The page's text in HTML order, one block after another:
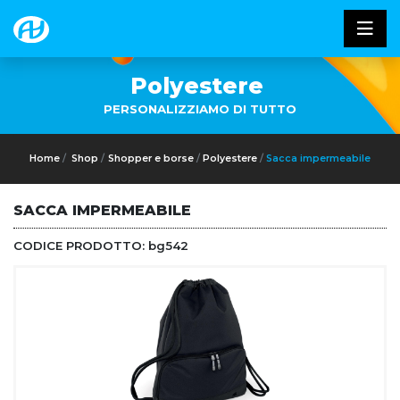
Polyestere
PERSONALIZZIAMO DI TUTTO
Home Shop Shopper e borse Polyestere Sacca impermeabile
SACCA IMPERMEABILE
CODICE PRODOTTO: bg542